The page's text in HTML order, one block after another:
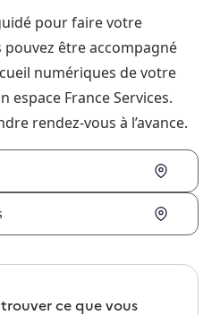
pour faire votre
être accompagné
numériques de votre
espace France Services.
rendez-vous à l’avance.
ce que vous